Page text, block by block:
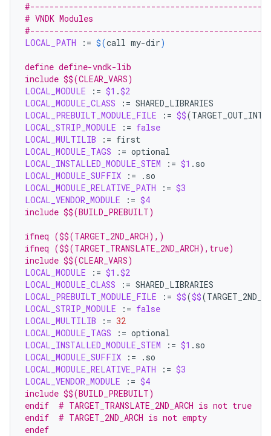
# VNDK Modules
LOCAL_PATH
:= $(call my-dir)
define define-vndk-lib
include $$(CLEAR_VARS)
LOCAL_MODULE
:= $1 .$2
LOCAL_MODULE_CLASS
:=
LOCAL_PREBUILT_MODULE_FILE
:= $$(
LOCAL_STRIP_MODULE
:= false
LOCAL_MULTILIB
:=
LOCAL_MODULE_TAGS
:=
LOCAL_INSTALLED_MODULE_STEM
:= $1
LOCAL_MODULE_SUFFIX
:=
LOCAL_MODULE_RELATIVE_PATH
:= $3
LOCAL_VENDOR_MODULE
:= $4
include $$(BUILD_PREBUILT)
ifneq ($$(TARGET_2ND_ARCH),)
ifneq ($$(TARGET_TRANSLATE_2ND_ARCH),true)
include $$(CLEAR_VARS)
LOCAL_MODULE
:= $1 .$2
LOCAL_MODULE_CLASS
:=
LOCAL_PREBUILT_MODULE_FILE
:= $$($$(
LOCAL_STRIP_MODULE
:= false
LOCAL_MULTILIB
:= 32
LOCAL_MODULE_TAGS
:=
LOCAL_INSTALLED_MODULE_STEM
:= $1
LOCAL_MODULE_SUFFIX
:=
LOCAL_MODULE_RELATIVE_PATH
:= $3
LOCAL_VENDOR_MODULE
:= $4
include $$(BUILD_PREBUILT)
endif  # TARGET_TRANSLATE_2ND_ARCH is not true
endif  # TARGET_2ND_ARCH is not empty
endef